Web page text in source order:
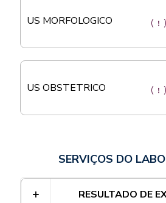
US MORFOLOGICO
US OBSTETRICO
SERVIÇOS DO
RESULTADO DE